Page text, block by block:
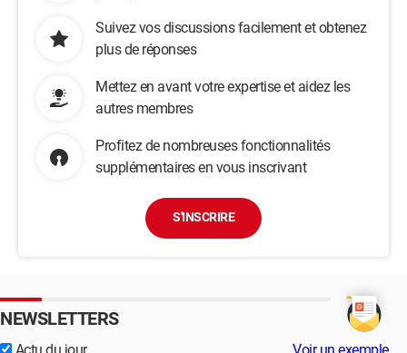
Suivez vos discussions facilement et obtenez
plus de réponses
Mettez en avant votre expertise et aidez les
autres membres
Profitez de nombreuses fonctionnalités
supplémentaires en vous inscrivant
S'INSCRIRE
NEWSLETTERS